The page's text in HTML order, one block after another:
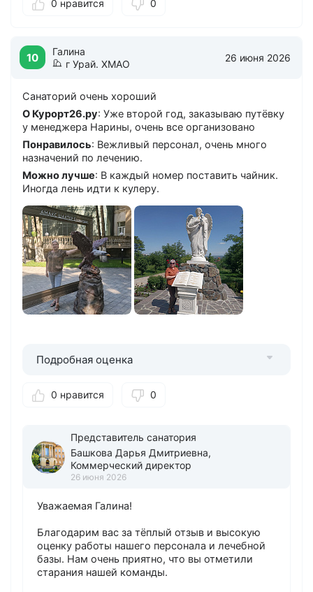
положено. Оправдывает свои пять звёзд. Питание
шведский стол. Фрукты, овощи — всего достаточно.
Советую. Доктора хорошие, знающие. Медицинский
персонал замечательный. Пожаловаться не на что.
мы в основном гуляем по парку. Вне санатория пока
не успели на экскурсии и концерты. Уровень услуг
санатория соответствует цене путёвки. Я хотел бы
рекомендовать этот санаторий своим знакомым. Да.
Можно лучше : Рекомендаций нет — учитывают все
0 нравится 0
10
Галина
г Урай. ХМАО
26 июня 2026
Санаторий очень хороший
О Курорт26.ру: Уже второй год, заказываю путёвку
у менеджера Нарины, очень все организовано
Понравилось: Вежливый персонал, очень много
назначений по лечению.
Можно лучше: В каждый номер поставить чайник.
Иногда лень идти к кулеру.
Подробная оценка
0 нравится 0
Представитель санатория
Башкова Дарья Дмитриевна,
Коммерческий директор
26 июня 2026
Уважаемая Галина!
Благодарим вас за тёплый отзыв и высокую
оценку работы нашего персонала и лечебной
базы. Нам очень приятно, что вы отметили
старания нашей команды.